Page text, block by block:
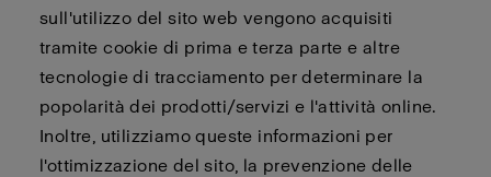
sull'utilizzo del sito web vengono acquisiti
tramite cookie di prima e terza parte e altre
tecnologie di tracciamento per determinare la
popolarità dei prodotti/servizi e l'attività online.
Inoltre, utilizziamo queste informazioni per
l'ottimizzazione del sito, la prevenzione delle